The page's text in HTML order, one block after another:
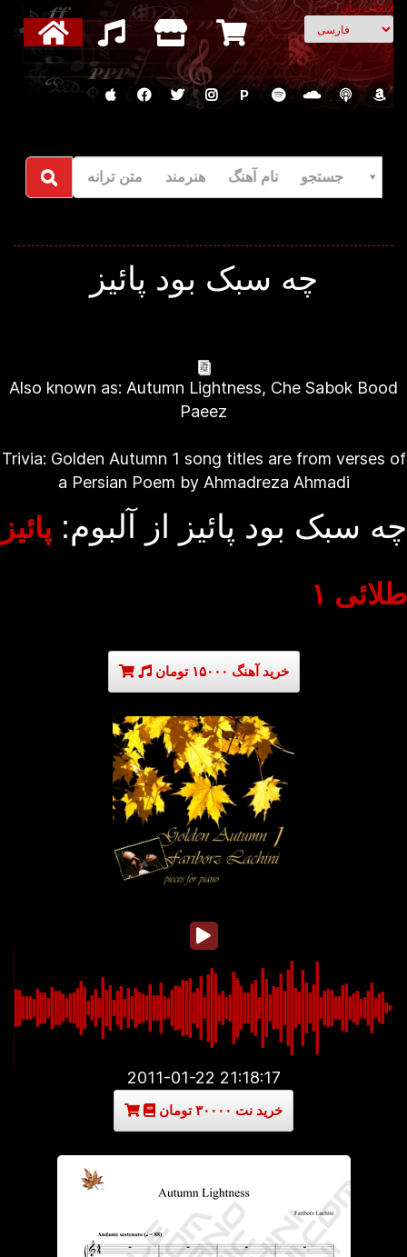
انتخاب زبان
P
جستجو نام آهنگ هنرمند متن ترانه
چه سبک بود پائیز
Also known as: Autumn Lightness, Che Sabok Bood
Paeez
Trivia: Golden Autumn 1 song titles are from verses of
a Persian Poem by Ahmadreza Ahmadi
چه سبک بود پائیز از آلبوم: پائیز
طلائی ۱
خرید آهنگ ۱۵۰۰۰ تومان
2011-01-22 21:18:17
خرید نت ۳۰۰۰۰ تومان